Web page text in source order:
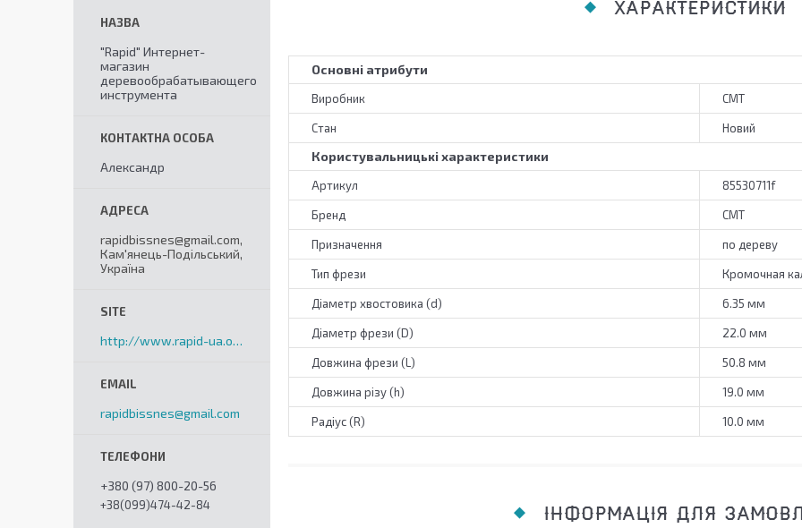
ХАРАКТЕРИСТИКИ
Основні атрибути
Виробник CMT
Стан Новий
Користувальницькі характеристики
Артикул 85530711f
Бренд CMT
Призначення по дереву
Тип фрези Кромочная
Діаметр хвостовика (d) 6.35 мм
Діаметр фрези (D) 22.0 мм
Довжина фрези (L) 50.8 мм
Довжина різу (h) 19.0 мм
Радіус (R) 10.0 мм
ІНФОРМАЦІЯ ДЛЯ
"Rapid" Интернет-
магазин
деревообрабатывающего
инструмента
Александр
rapidbissnes@gmail.com,
Кам'янець-Подільський,
Україна
http://www.rapid-ua.org
rapidbissnes@gmail.com
+380 (97) 800-20-56
+38(099)474-42-84